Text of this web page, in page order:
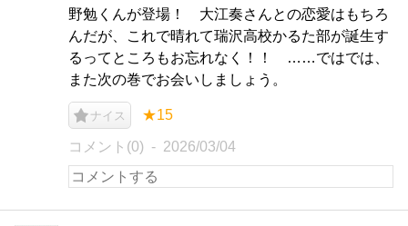
野勉くんが登場！ 大江奏さんとの恋愛はもちろ
んだが、これで晴れて瑞沢高校かるた部が誕生す
るってところもお忘れなく！！ ……ではでは、
また次の巻でお会いしましょう。
ナイス ★15
コメント(0) 2026/03/04